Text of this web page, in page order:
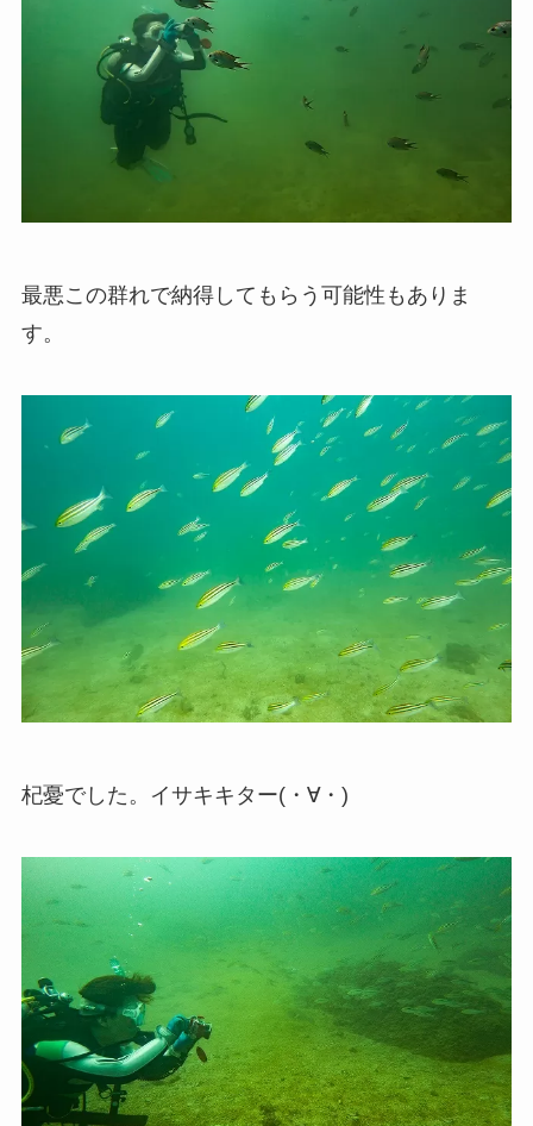
最悪この群れで納得してもらう可能性もありま
す。
杞憂でした。イサキキター(・∀・)